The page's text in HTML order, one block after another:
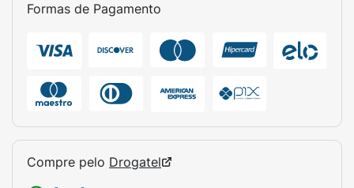
Transforme pequenos intervalos em grandes
momentos com o Hershey's Big Cookies 'N'
Creme.
Formas de Pagamento
Compre pelo Drogatel